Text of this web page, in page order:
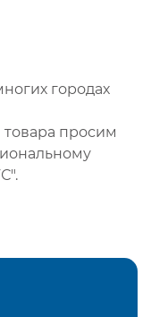
городах
просим